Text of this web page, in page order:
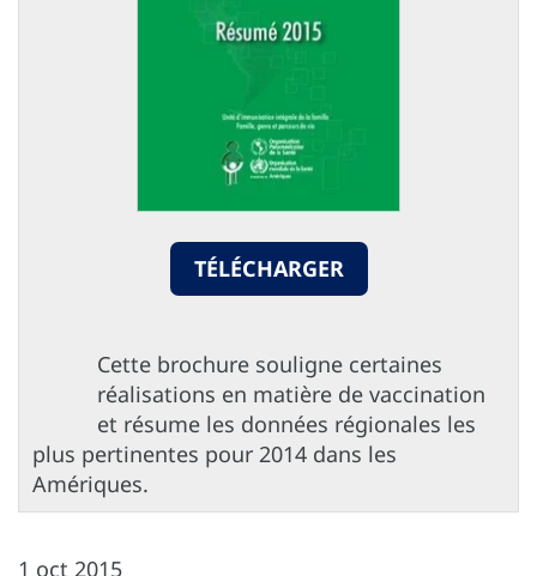
TÉLÉCHARGER
Cette brochure souligne certaines
réalisations en matière de vaccination
et résume les données régionales les
plus pertinentes pour 2014 dans les
Amériques.
1 oct 2015